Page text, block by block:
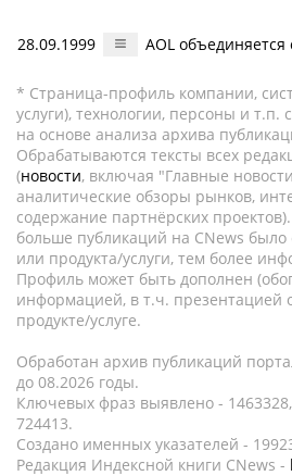
28.09.1999 AOL объединяется
* Страница-профиль компании,
услуги), технологии, персоны и т.п.
на основе анализа архива
Обрабатываются тексты всех
(новости, включая "Главные
аналитические обзоры рынков,
содержание партнёрских
больше публикаций на CNews
или продукта/услуги, тем более
Профиль может быть дополнен
информацией, в т.ч. презентацией
продукте/услуге.
Обработан архив публикаций
до 08.2026 годы.
Ключевых фраз выявлено -
724413.
Создано именных указателей -
Редакция Индексной книги CNews -